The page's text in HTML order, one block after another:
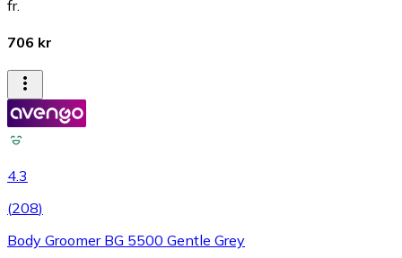
fr.
706 kr
4.3
(208)
Body Groomer BG 5500 Gentle Grey